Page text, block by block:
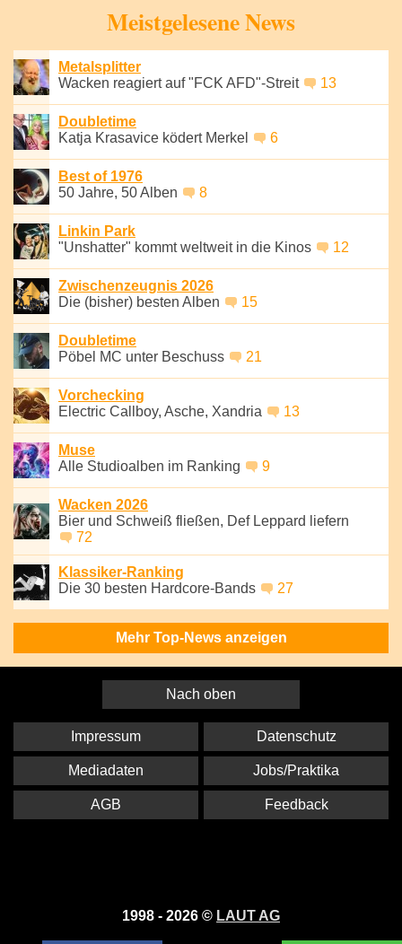
Meistgelesene News
Metalsplitter
Wacken reagiert auf "FCK AFD"-Streit
13
Doubletime
Katja Krasavice ködert Merkel
6
Best of 1976
50 Jahre, 50 Alben
8
Linkin Park
"Unshatter" kommt weltweit in die Kinos
12
Zwischenzeugnis 2026
Die (bisher) besten Alben
15
Doubletime
Pöbel MC unter Beschuss
21
Vorchecking
Electric Callboy, Asche, Xandria
13
Muse
Alle Studioalben im Ranking
9
Wacken 2026
Bier und Schweiß fließen, Def Leppard liefern
72
Klassiker-Ranking
Die 30 besten Hardcore-Bands
27
Mehr Top-News anzeigen
Nach oben
1998 - 2026 © LAUT AG
Impressum Datenschutz
Mediadaten Jobs/Praktika
AGB Feedback